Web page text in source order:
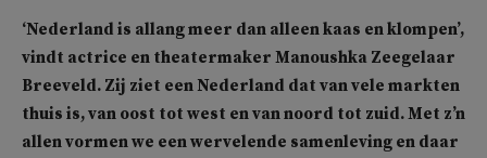
‘Nederland is allang meer dan alleen kaas en klompen’,
vindt actrice en theatermaker Manoushka Zeegelaar
Breeveld. Zij ziet een Nederland dat van vele markten
thuis is, van oost tot west en van noord tot zuid. Met z’n
allen vormen we een wervelende samenleving en daar